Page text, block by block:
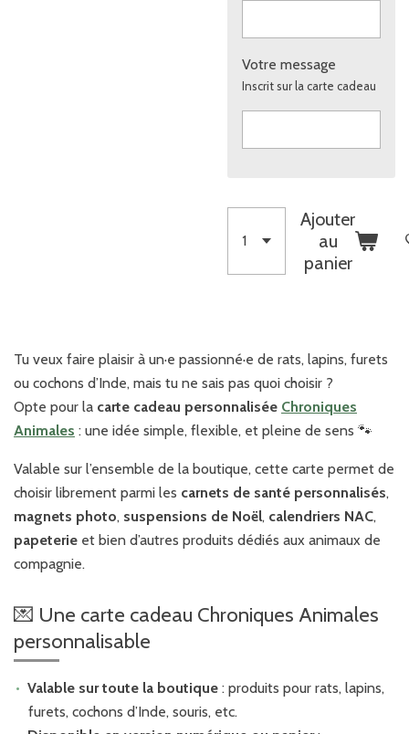
Votre message
Inscrit sur la carte cadeau
Ajouter
au
panier
Tu veux faire plaisir à un·e passionné·e de rats, lapins, furets
ou cochons d’Inde, mais tu ne sais pas quoi choisir ?
Opte pour la carte cadeau personnalisée Chroniques
Animales : une idée simple, flexible, et pleine de sens 🐾
Valable sur l’ensemble de la boutique, cette carte permet de
choisir librement parmi les carnets de santé personnalisés,
magnets photo, suspensions de Noël, calendriers NAC,
papeterie et bien d’autres produits dédiés aux animaux de
compagnie.
💌 Une carte cadeau Chroniques Animales
personnalisable
Valable sur toute la boutique: produits pour rats, lapins,
furets, cochons d’Inde, souris, etc.